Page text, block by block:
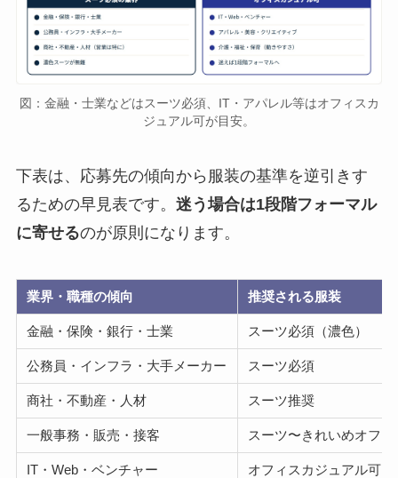
図：金融・士業などはスーツ必須、IT・アパレル等はオフィスカ
ジュアル可が目安。
下表は、応募先の傾向から服装の基準を逆引きす
るための早見表です。 迷う場合は1段階フォーマル
に寄せるのが原則になります。
業界・職種の傾向 推奨される服装
金融・保険・銀行・士業 スーツ必須（濃色）
公務員・インフラ・大手メーカー スーツ必須
商社・不動産・人材 スーツ推奨
一般事務・販売・接客 スーツ〜きれいめオフ
IT・Web・ベンチャー オフィスカジュアル可